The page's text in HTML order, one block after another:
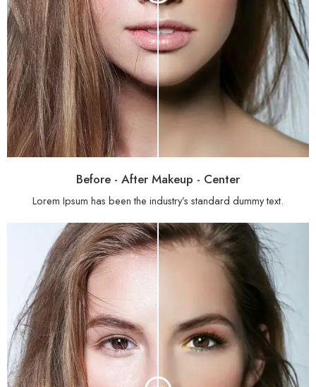
Before - After Makeup - Center
Lorem Ipsum has been the industry’s standard dummy text.